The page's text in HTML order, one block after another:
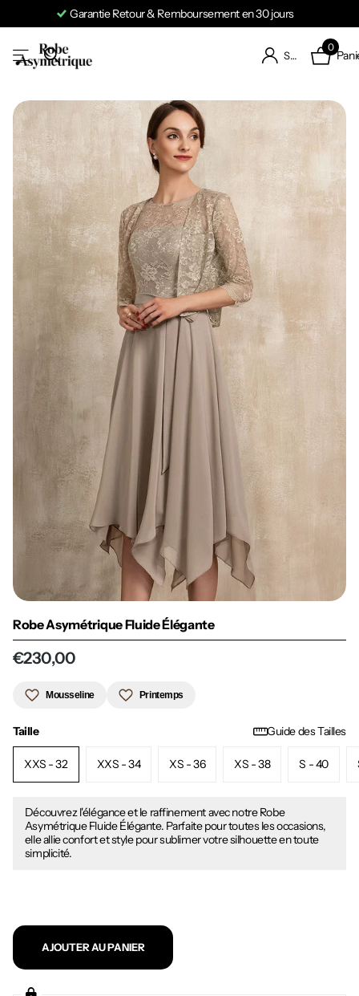
Garantie Retour & Remboursement en 30 jours
S'identifier
0
Robe Asymétrique Fluide Élégante
€230,00
Mousseline Printemps
Taille Guide des Tailles
XXS - 32 XXS - 34 XS - 36 XS - 38 S - 40
Découvrez l'élégance et le raffinement avec notre Robe
Asymétrique Fluide Élégante. Parfaite pour toutes les occasions,
elle allie confort et style pour sublimer votre silhouette en toute
simplicité.
AJOUTER AU PANIER